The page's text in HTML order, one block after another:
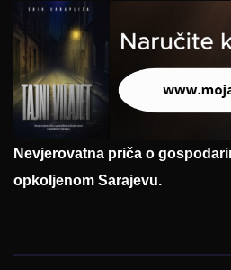
Nevjerovatna priča o
opkoljenom Sarajevu.